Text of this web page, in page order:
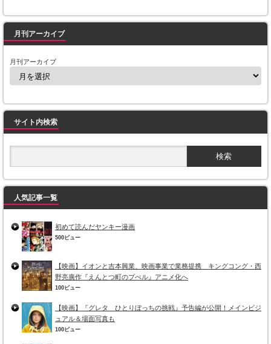
月刊アーカイブ
月刊アーカイブ
サイト内検索
人気記事一覧
初めて読んだヤンキー漫画
500ビュー
【映画】イオンと吉本興業、映画事業で業務提携 キングコング・西
野亮廣作『えんとつ町のプぺル』アニメ化へ
100ビュー
【映画】『グレタ ひとりぼっちの挑戦』予告編が公開！メインビジ
ュアル＆場面写真も
100ビュー